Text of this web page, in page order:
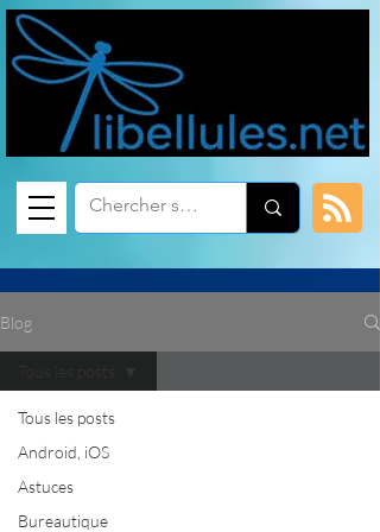
Blog
Tous les posts
Android, iOS
Astuces
Bureautique